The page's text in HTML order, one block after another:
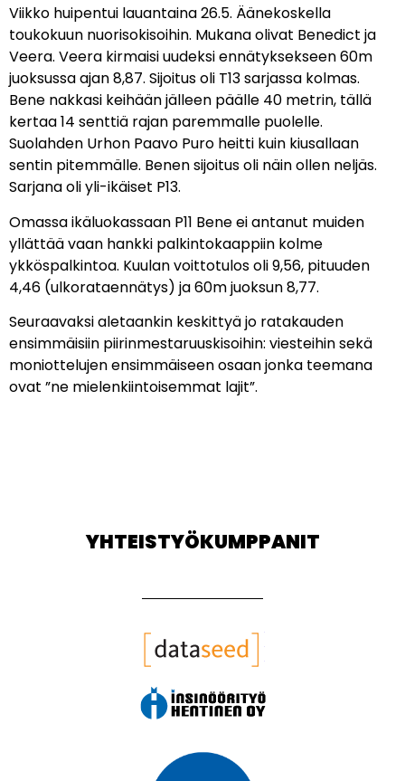
Viikko huipentui lauantaina 26.5. Äänekoskella
toukokuun nuorisokisoihin. Mukana olivat Benedict ja
Veera. Veera kirmaisi uudeksi ennätyksekseen 60m
juoksussa ajan 8,87. Sijoitus oli T13 sarjassa kolmas.
Bene nakkasi keihään jälleen päälle 40 metrin, tällä
kertaa 14 senttiä rajan paremmalle puolelle.
Suolahden Urhon Paavo Puro heitti kuin kiusallaan
sentin pitemmälle. Benen sijoitus oli näin ollen neljäs.
Sarjana oli yli-ikäiset P13.
Omassa ikäluokassaan P11 Bene ei antanut muiden
yllättää vaan hankki palkintokaappiin kolme
ykköspalkintoa. Kuulan voittotulos oli 9,56, pituuden
4,46 (ulkorataennätys) ja 60m juoksun 8,77.
Seuraavaksi aletaankin keskittyä jo ratakauden
ensimmäisiin piirinmestaruuskisoihin: viesteihin sekä
moniottelujen ensimmäiseen osaan jonka teemana
ovat ”ne mielenkiintoisemmat lajit”.
YHTEISTYÖKUMPPANIT